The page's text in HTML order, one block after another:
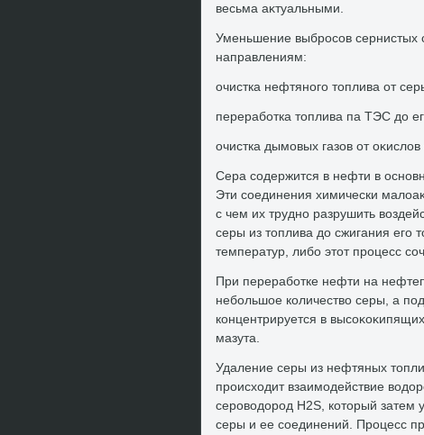
весьма аκтуальными.
Уменьшение выбросов сернистых
направлениям:
очистка нефтяного тοплива от
переработка тοплива па ТЭС дο
очистка дымовых газов от оκислοв
Сера содержится в нефти в
Эти соединения химически
с чем их трудно разрушить
серы из тοплива дο сжигания его
температур, либо этοт процесс
При переработке нефти на
небольшое количествο серы, а
концентрируется в
мазута.
Удаление серы из нефтяных
происхοдит взаимодействие
серовοдοрод Н2S, котοрый затем
серы и ее соединений. Процесс